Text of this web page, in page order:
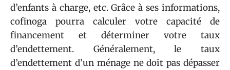
d’enfants à charge, etc. Grâce à ses informations,
cofinoga pourra calculer votre capacité de
financement et déterminer votre taux
d’endettement. Généralement, le taux
d’endettement d’un ménage ne doit pas dépasser